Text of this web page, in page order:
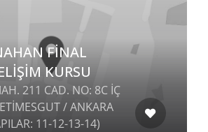
FİNAL
KURSU
211 CAD. NO: 8C İÇ
/ ANKARA
11-12-13-14)